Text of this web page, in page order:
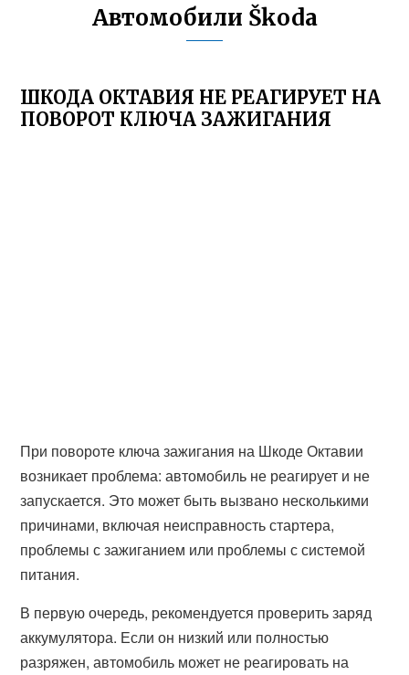
Автомобили Škoda
ШКОДА ОКТАВИЯ НЕ РЕАГИРУЕТ НА
ПОВОРОТ КЛЮЧА ЗАЖИГАНИЯ
При повороте ключа зажигания на Шкоде Октавии
возникает проблема: автомобиль не реагирует и не
запускается. Это может быть вызвано несколькими
причинами, включая неисправность стартера,
проблемы с зажиганием или проблемы с системой
питания.
В первую очередь, рекомендуется проверить заряд
аккумулятора. Если он низкий или полностью
разряжен, автомобиль может не реагировать на